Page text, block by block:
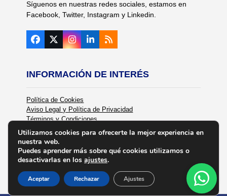
Síguenos en nuestras redes sociales, estamos en
Facebook, Twitter, Instagram y Linkedin.
Facebook
TwitterInstagram
LinkedIn
RSS
INFORMACIÓN DE INTERÉS
Política de Cookies
Aviso Legal y Política de Privacidad
Términos y Condiciones
Política de Calidad
Utilizamos cookies para ofrecerte la mejor experiencia en
nuestra web.
Puedes aprender más sobre qué cookies utilizamos o
desactivarlas en los ajustes.
Aceptar Rechazar Ajustes